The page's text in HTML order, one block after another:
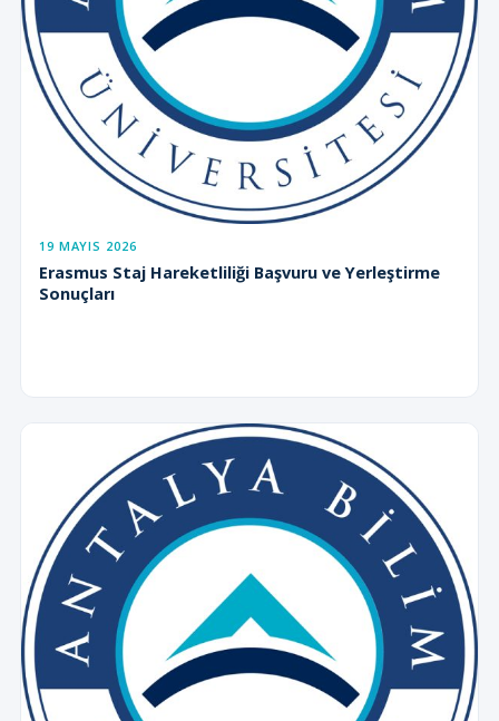
19 MAYIS 2026
Erasmus Staj Hareketliliği Başvuru ve Yerleştirme
Sonuçları